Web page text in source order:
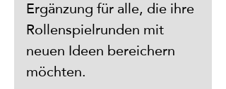
Ergänzung für alle, die ihre
Rollenspielrunden mit
neuen Ideen bereichern
möchten.